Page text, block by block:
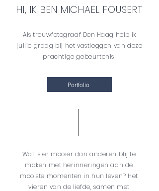
HI, IK BEN MICHAEL FOUSERT
Als trouwfotograaf Den Haag help ik
jullie graag bij het vastleggen van deze
prachtige gebeurtenis!
Portfolio
Wat is er mooier dan anderen blij te
maken met herinneringen aan de
mooiste momenten in hun leven? Het
vieren van de liefde, samen met